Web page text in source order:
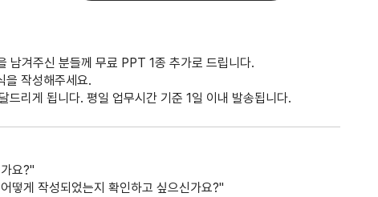
남겨주신 분들께 무료 PPT 1종 추가로 드립니다.
을 작성해주세요.
드리게 됩니다. 평일 업무시간 기준 1일 이내 발송됩니다.
요?"
떻게 작성되었는지 확인하고 싶으신가요?"